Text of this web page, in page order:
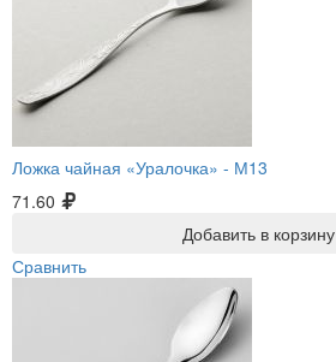
Ложка чайная «Уралочка» - М13
71.60
Добавить в корзину
Сравнить